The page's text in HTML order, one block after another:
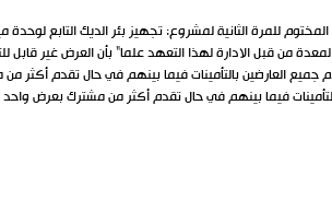
للمرة الثانية لمشروع: تجهيز بئر الديك التابع لوحدة
من قبل الادارة لهذا التعهد علما" بأن العرض غير قابل